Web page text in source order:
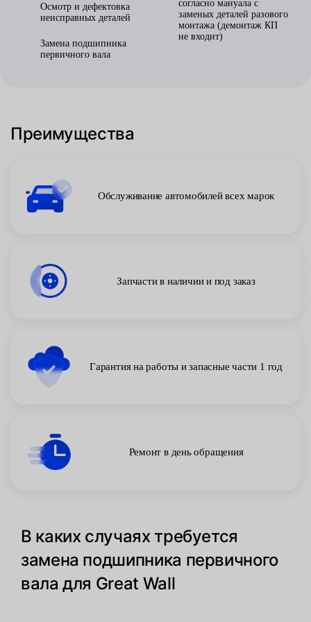
Осмотр и дефектовка
неисправных деталей
Замена подшипника
первичного вала
согласно мануала с
заменых деталей разового
монтажа (демонтаж КП
не входит)
Преимущества
Обслуживание автомобилей всех марок
Запчасти в наличии и под заказ
Гарантия на работы и запасные части 1 год
Ремонт в день обращения
В каких случаях требуется
замена подшипника первичного
вала для Great Wall